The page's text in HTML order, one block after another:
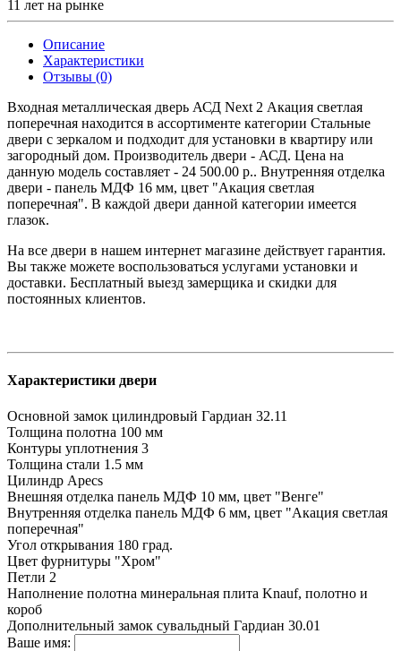
11 лет на рынке
Описание
Характеристики
Отзывы (0)
Входная металлическая дверь АСД Next 2 Акация светлая
поперечная находится в ассортименте категории Стальные
двери с зеркалом и подходит для установки в квартиру или
загородный дом. Производитель двери - АСД. Цена на
данную модель составляет - 24 500.00 р.. Внутренняя отделка
двери - панель МДФ 16 мм, цвет "Акация светлая
поперечная". В каждой двери данной категории имеется
глазок.
На все двери в нашем интернет магазине действует гарантия.
Вы также можете воспользоваться услугами установки и
доставки. Бесплатный выезд замерщика и скидки для
постоянных клиентов.
Характеристики двери
Основной замок цилиндровый Гардиан 32.11
Толщина полотна 100 мм
Контуры уплотнения 3
Толщина стали 1.5 мм
Цилиндр Apecs
Внешняя отделка панель МДФ 10 мм, цвет "Венге"
Внутренняя отделка панель МДФ 6 мм, цвет "Акация светлая
поперечная"
Угол открывания 180 град.
Цвет фурнитуры "Хром"
Петли 2
Наполнение полотна минеральная плита Knauf, полотно и
короб
Дополнительный замок сувальдный Гардиан 30.01
Ваше имя: